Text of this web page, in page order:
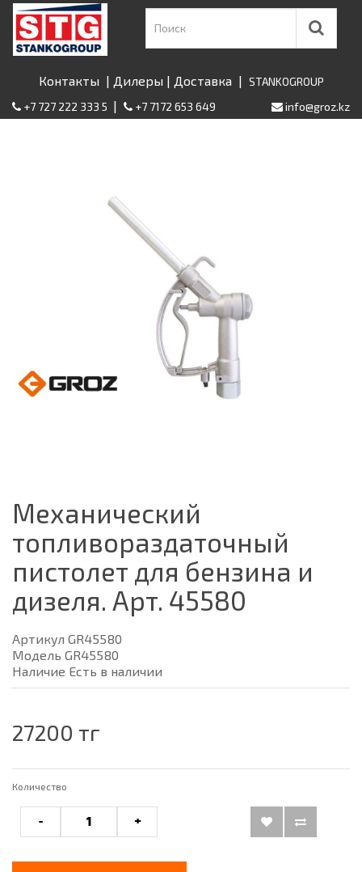
Контакты | Дилеры | Доставка | STANKOGROUP
+7 727 222 333 5 | +7 7172 653 649 info@groz.kz
Механический
топливораздаточный
пистолет для бензина и
дизеля. Арт. 45580
Артикул GR45580
Модель GR45580
Наличие Есть в наличии
27200 тг
Количество
- +